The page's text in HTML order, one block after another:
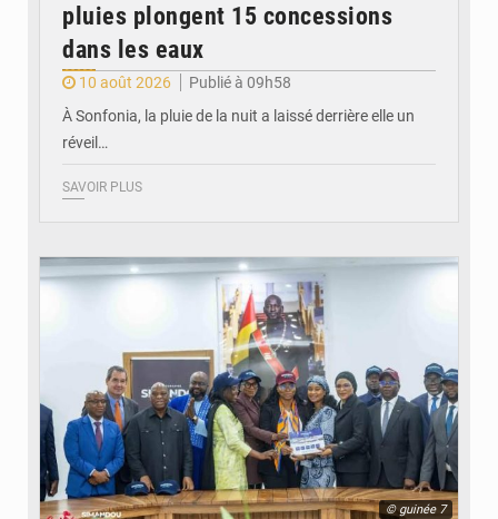
pluies plongent 15 concessions
dans les eaux
10 août 2026
Publié à 09h58
À Sonfonia, la pluie de la nuit a laissé derrière elle un
réveil…
SAVOIR PLUS
© guinée 7